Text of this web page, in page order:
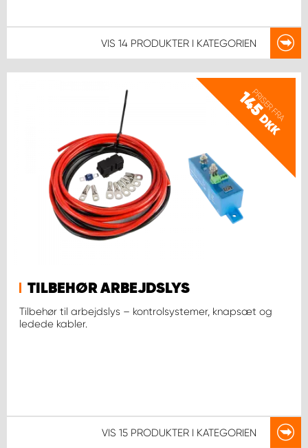
VIS 14 PRODUKTER I KATEGORIEN
PRISER FRA
145
DKK
TILBEHØR ARBEJDSLYS
Tilbehør til arbejdslys – kontrolsystemer, knapsæt og
ledede kabler.
VIS 15 PRODUKTER I KATEGORIEN